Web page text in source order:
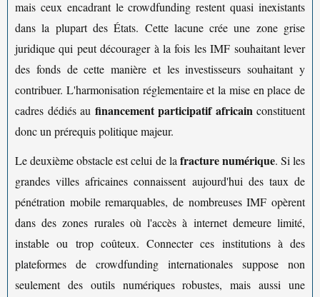
mais ceux encadrant le crowdfunding restent quasi inexistants
dans la plupart des États. Cette lacune crée une zone grise
juridique qui peut décourager à la fois les IMF souhaitant lever
des fonds de cette manière et les investisseurs souhaitant y
contribuer. L'harmonisation réglementaire et la mise en place de
cadres dédiés au financement participatif africain constituent
donc un prérequis politique majeur.
Le deuxième obstacle est celui de la fracture numérique. Si les
grandes villes africaines connaissent aujourd'hui des taux de
pénétration mobile remarquables, de nombreuses IMF opèrent
dans des zones rurales où l'accès à internet demeure limité,
instable ou trop coûteux. Connecter ces institutions à des
plateformes de crowdfunding internationales suppose non
seulement des outils numériques robustes, mais aussi une